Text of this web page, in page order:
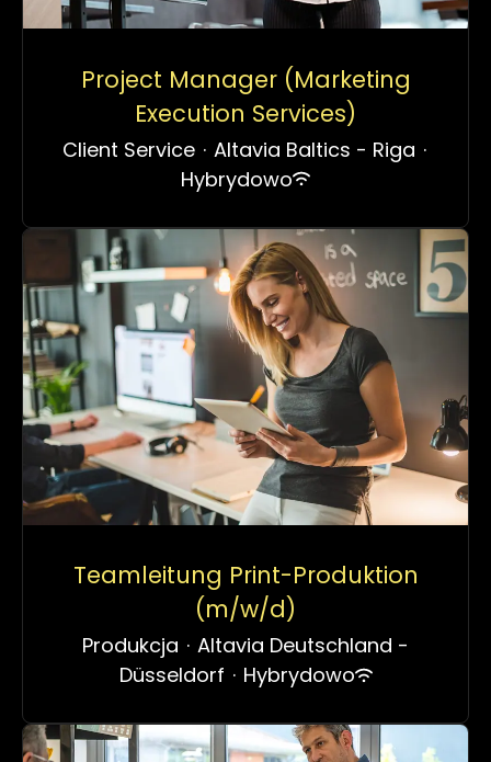
Project Manager (Marketing
Execution Services)
Client Service · Altavia Baltics - Riga ·
Hybrydowo
Teamleitung Print-Produktion
(m/w/d)
Produkcja · Altavia Deutschland -
Düsseldorf · Hybrydowo